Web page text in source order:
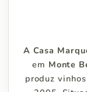
A Casa
em Monte
produz